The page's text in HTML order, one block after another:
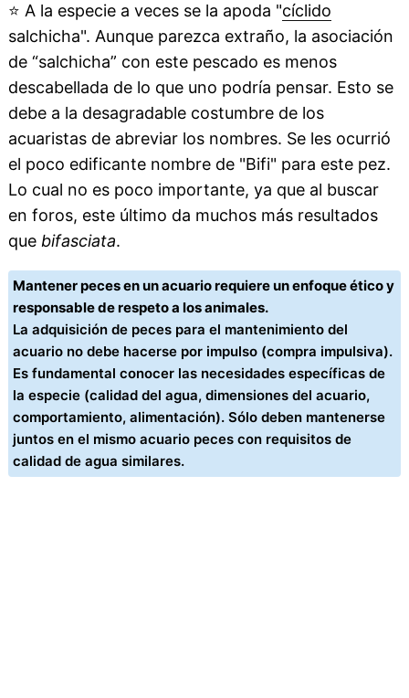
⭐ A la especie a veces se la apoda "cíclido
salchicha". Aunque parezca extraño, la asociación
de “salchicha” con este pescado es menos
descabellada de lo que uno podría pensar. Esto se
debe a la desagradable costumbre de los
acuaristas de abreviar los nombres. Se les ocurrió
el poco edificante nombre de "Bifi" para este pez.
Lo cual no es poco importante, ya que al buscar
en foros, este último da muchos más resultados
que bifasciata.
Mantener peces en un acuario requiere un enfoque ético y
responsable de respeto a los animales.
La adquisición de peces para el mantenimiento del
acuario no debe hacerse por impulso (compra impulsiva).
Es fundamental conocer las necesidades específicas de
la especie (calidad del agua, dimensiones del acuario,
comportamiento, alimentación). Sólo deben mantenerse
juntos en el mismo acuario peces con requisitos de
calidad de agua similares.